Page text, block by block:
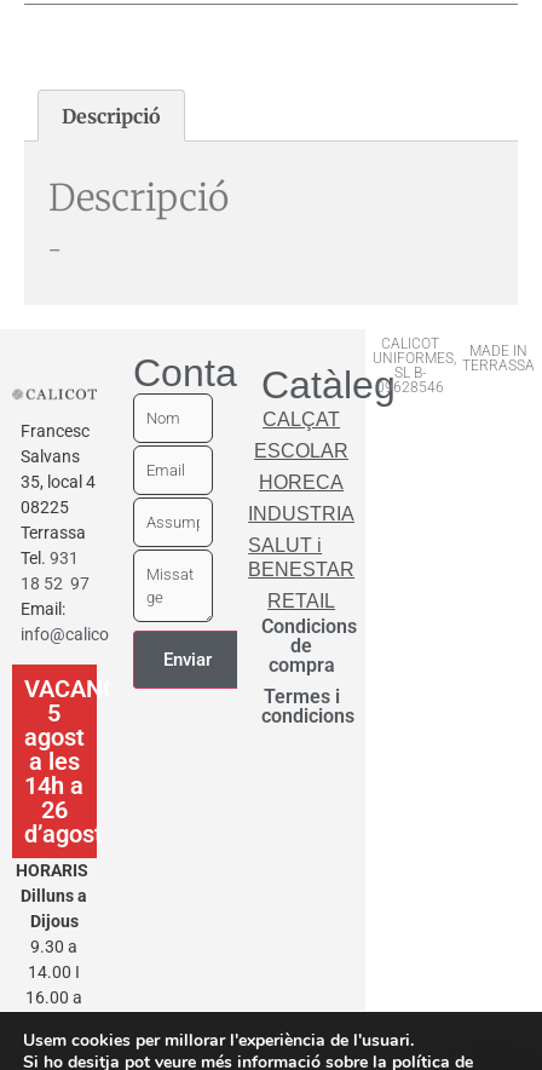
Descripció
Descripció
–
Francesc
Salvans
35, local 4
08225
Terrassa
Tel. 931
18 52 97
Email:
info@calicot.cat
VACANCES
5
agost
a les
14h a
26
d’agost
HORARIS
Dilluns a
Dijous
9.30 a
14.00 I
16.00 a
Divendres
ContactarCatàleg
CALÇAT
ESCOLAR
HORECA
INDUSTRIA
SALUT i
BENESTAR
RETAIL
Condicions
de
compra
Termes i
condicions
CALICOT
UNIFORMES,
SL B-
09628546
MADE IN
TERRASSA
Usem cookies per millorar l'experiència de l'usuari.
Si ho desitja pot veure més informació sobre la política de